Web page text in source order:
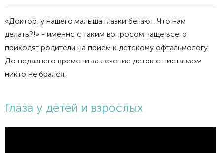
«Доктор, у нашего малыша глазки бегают. Что нам
делать?!» - именно с таким вопросом чаще всего
приходят родители на прием к детскому офтальмологу.
До недавнего времени за лечение деток с нистагмом
никто не брался.
Глаза у детей и взрослых